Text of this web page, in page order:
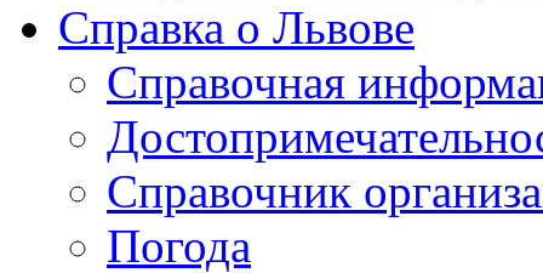
Справка о Львове
Справочная
Справочник
Погода